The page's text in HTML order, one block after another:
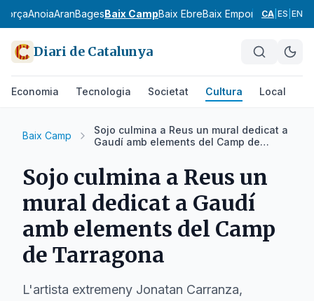
AnoiaAranBagesBaix CampBaix EbreBaix EmpordàBaix
CA ES EN
Diari de Catalunya
Economia Tecnologia Societat Cultura Local
Baix Camp
Sojo culmina a Reus un mural dedicat a
Gaudí amb elements del Camp de
Sojo culmina a Reus un
mural dedicat a Gaudí
amb elements del Camp
de Tarragona
L'artista extremeny Jonatan Carranza,